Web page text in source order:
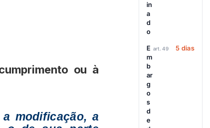
ou à
modificação, a
in
a
d
o
E
m
b
ar
g
o
s
d
e
art. 49 5 dias